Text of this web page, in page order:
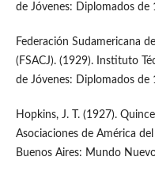
de Jóvenes: Diplomados de
Federación Sudamericana
(FSACJ). (1929). Instituto
de Jóvenes: Diplomados de
Hopkins, J. T. (1927).
Asociaciones de América
Buenos Aires: Mundo